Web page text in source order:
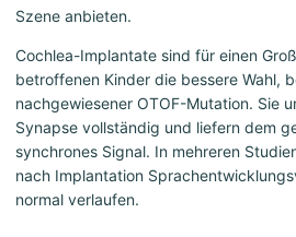
Szene anbieten.
Cochlea-Implantate sind für einen
betroffenen Kinder die bessere Wahl,
nachgewiesener OTOF-Mutation. Sie
Synapse vollständig und liefern dem
synchrones Signal. In mehreren
nach Implantation
normal verlaufen.